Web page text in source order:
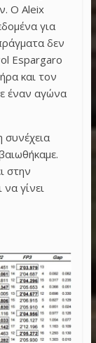
Ο Aleix
για
δεν
Espargaro
και τον
έναν αγώνα
συνέχεια
στην
γίνει